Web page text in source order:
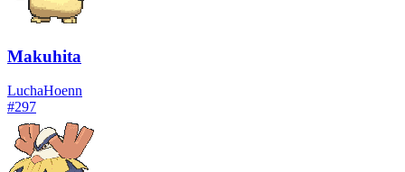
Makuhita
LuchaHoenn
#297